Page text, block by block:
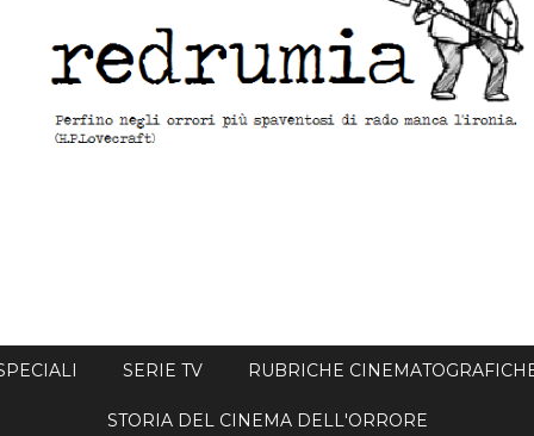
SERIE TV RUBRICHE
STORIA DEL CINEMA DELL'ORRORE